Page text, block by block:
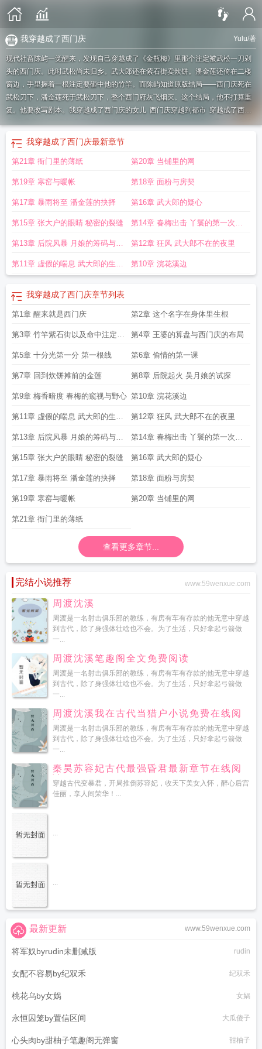
Yulu/著
我穿越成了西门庆
现代社畜陈屿一觉醒来，发现自己穿越成了《金瓶梅》里那个注定被武松一刀剁
头的西门庆。此时武松尚未归乡。武大郎还在紫石街卖炊饼。潘金莲还倚在二楼
窗边，手里握着一根注定要砸中他的竹竿。而陈屿知道原版结局——西门庆死在
武松刀下，潘金莲死于武松刀下，整个西门府灰飞烟灭。这个结局，他不打算重
复。他要改写剧本。 我穿越成了西门庆的女儿 西门庆穿越到都市 穿越成了西门
成了西门庆的儿子
穿越成西门庆的猎艳人生
哪些
剧穿越成为西门吹雪主角穿越成西门庆的
我穿越成了西门庆最新章节
第21章 衙门里的薄纸 第20章 当铺里的网
第19章 寒窑与暖帐 第18章 面粉与房契
第17章 暴雨将至 潘金莲的抉择 第16章 武大郎的疑心
第15章 张大户的眼睛 秘密的裂缝 第14章 春梅出击 丫鬟的第一次主
动
第13章 后院风暴 月娘的筹码与瓶
儿的嫉妒
第12章 狂风 武大郎不在的夜里
第11章 虚假的喘息 武大郎的生日 第10章 浣花溪边
我穿越成了西门庆章节列表
第1章 醒来就是西门庆 第2章 这个名字在身体里生根
第3章 竹竿紫石街以及命中注定的
那一眼
第4章 王婆的算盘与西门庆的布局
第5章 十分光第一分 第一根线 第6章 偷情的第一课
第7章 回到炊饼摊前的金莲 第8章 后院起火 吴月娘的试探
第9章 梅香暗度 春梅的窥视与野心 第10章 浣花溪边
第11章 虚假的喘息 武大郎的生日
宴
第12章 狂风 武大郎不在的夜里
第13章 后院风暴 月娘的筹码与瓶
儿的嫉妒
第14章 春梅出击 丫鬟的第一次主
动
第15章 张大户的眼睛 秘密的裂缝 第16章 武大郎的疑心
第17章 暴雨将至 潘金莲的抉择 第18章 面粉与房契
第19章 寒窑与暖帐 第20章 当铺里的网
第21章 衙门里的薄纸
查看更多章节...
完结小说推荐 www.59wenxue.com
周渡沈溪
周渡是一名射击俱乐部的教练，有房有车有存款的他无意中穿越
到古代，除了身强体壮啥也不会。为了生活，只好拿起弓箭做
一...
周渡沈溪笔趣阁全文免费阅读
周渡是一名射击俱乐部的教练，有房有车有存款的他无意中穿越
到古代，除了身强体壮啥也不会。为了生活，只好拿起弓箭做
一...
周渡沈溪我在古代当猎户小说免费在线阅
读
周渡是一名射击俱乐部的教练，有房有车有存款的他无意中穿越
到古代，除了身强体壮啥也不会。为了生活，只好拿起弓箭做
一...
秦昊苏容妃古代最强昏君最新章节在线阅
读
穿越古代变暴君，开局推倒苏容妃，收天下美女入怀，醉心后宫
佳丽，享人间荣华！...
...
...
www.59wenxue.com
最新更新
将军奴byrudin未删减版 rudin
女配不容易by纪双禾 纪双禾
桃花乌by女娲 女娲
永恒囚笼by置信区间 大瓜傻子
心头肉by甜柚子笔趣阁无弹窗 甜柚子